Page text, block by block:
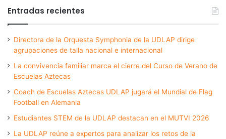
Entradas recientes
Directora de la Orquesta Symphonia de la UDLAP dirige
agrupaciones de talla nacional e internacional
La convivencia familiar marca el cierre del Curso de Verano de
Escuelas Aztecas
Coach de Escuelas Aztecas UDLAP jugará el Mundial de Flag
Football en Alemania
Estudiantes STEM de la UDLAP destacan en el MUTVI 2026
La UDLAP reúne a expertos para analizar los retos de la